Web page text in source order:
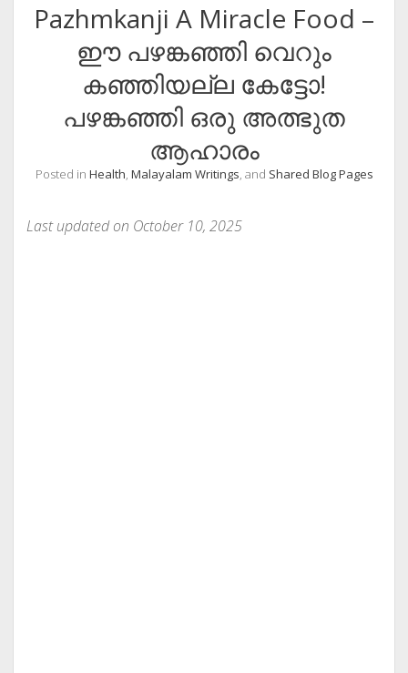
BUSINESS/SALE
INTERVIEWS / BLOG INTRO
PERSONAL
INFOGRAPHICS
PHOTOGRAPHY
Pazhmkanji A Miracle Food –
ഈ പഴങ്കഞ്ഞി വെറും
കഞ്ഞിയല്ല കേട്ടോ!
പഴങ്കഞ്ഞി ഒരു അത്ഭുത
ആഹാരം
Posted in Health, Malayalam Writings, and Shared Blog Pages
Last updated on October 10, 2025